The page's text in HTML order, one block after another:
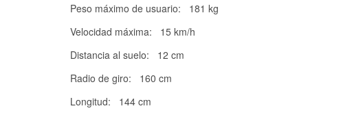
Peso máximo de usuario: 181 kg
Velocidad máxima: 15 km/h
Distancia al suelo: 12 cm
Radio de giro: 160 cm
Longitud: 144 cm